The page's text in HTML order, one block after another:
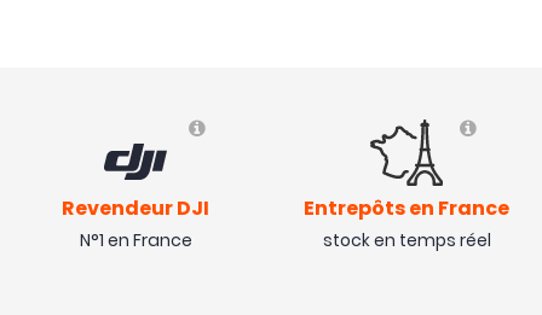
Revendeur DJI
N°1 en France
Entrepôts en France
stock en temps réel